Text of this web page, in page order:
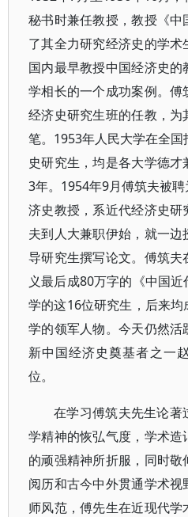
秘书时兼任教授，教授《
了其全力研究经济史的学
国内最早教授中国经济史
学相长的一个成功案例。
经济史研究生班的任教，
笔。1953年人民大学在全
史研究生，均是各大学德
3年。1954年9月傅筑夫被
济史教授，系近代经济史
夫到人大兼职伊始，就一
导研究生撰写论文。傅筑
义最后成80万字的《中国
学的这16位研究生，后来
学的领军人物。今天仍然活
新中国经济史奠基者之一
位。
在学习傅筑夫先生论
学精神的恢弘气度，学术
的顽强精神所折服，同时
阅历和古今中外贯通学术
师风范，傅先生在近现代